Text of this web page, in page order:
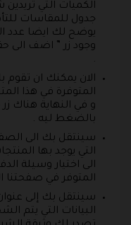
الكميات التي
جدول للمقاسات
يوضح لك ايضا عدد
وجود زر ” اضف الى
.
الان يمكنك ان تقوم
المتوفرة في هذا
و في النهاية هناك
بالضغط ليه .
سينتقل بك الى
التي يوجد بها
الى اختيار وسيلة
المتوفر في صفحتنا
سينتقل بك إلى
البيانات التي يتم